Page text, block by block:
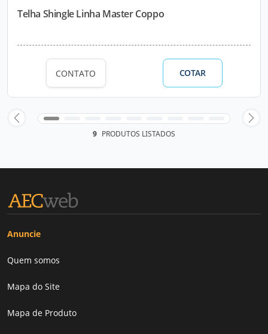
Telha Shingle Linha Master Coppo
CONTATO COTAR
9 PRODUTOS LISTADOS
Anuncie
Quem somos
Mapa do Site
Mapa de Produto